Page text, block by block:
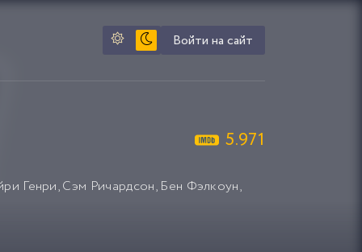
Войти на сайт
5.971
Генри,Сэм Ричардсон, Бен Фэлкоун,